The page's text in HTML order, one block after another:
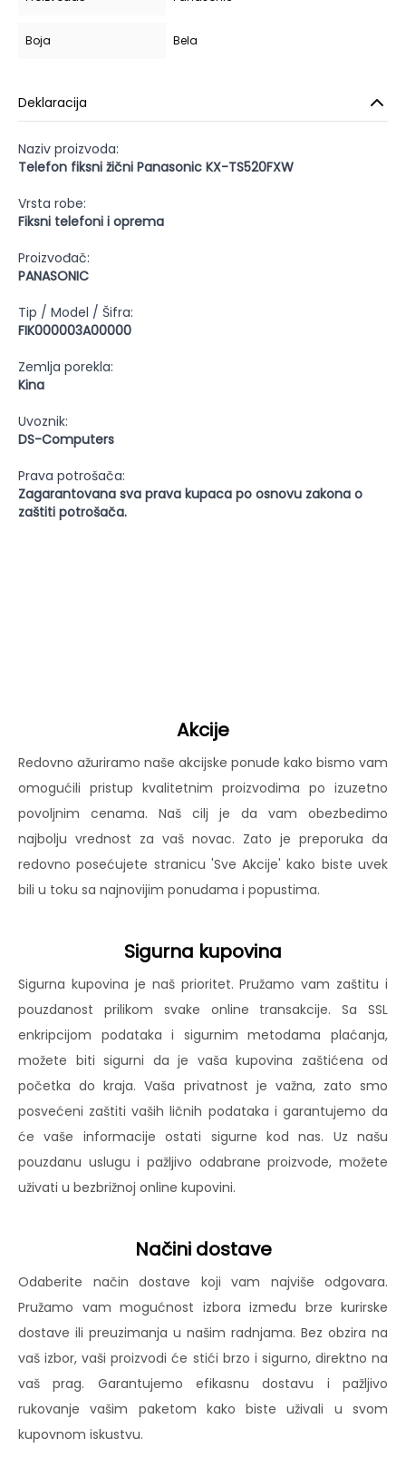
Boja Bela
Deklaracija
Naziv proizvoda:
Telefon fiksni žični Panasonic KX-TS520FXW
Vrsta robe:
Fiksni telefoni i oprema
Proizvođač:
PANASONIC
Tip / Model / Šifra:
FIK000003A00000
Zemlja porekla:
Kina
Uvoznik:
DS-Computers
Prava potrošača:
Zagarantovana sva prava kupaca po osnovu zakona o
zaštiti potrošača.
Akcije
Redovno ažuriramo naše akcijske ponude kako bismo vam
omogućili pristup kvalitetnim proizvodima po izuzetno
povoljnim cenama. Naš cilj je da vam obezbedimo
najbolju vrednost za vaš novac. Zato je preporuka da
redovno posećujete stranicu 'Sve Akcije' kako biste uvek
bili u toku sa najnovijim ponudama i popustima.
Sigurna kupovina
Sigurna kupovina je naš prioritet. Pružamo vam zaštitu i
pouzdanost prilikom svake online transakcije. Sa SSL
enkripcijom podataka i sigurnim metodama plaćanja,
možete biti sigurni da je vaša kupovina zaštićena od
početka do kraja. Vaša privatnost je važna, zato smo
posvećeni zaštiti vaših ličnih podataka i garantujemo da
će vaše informacije ostati sigurne kod nas. Uz našu
pouzdanu uslugu i pažljivo odabrane proizvode, možete
uživati u bezbrižnoj online kupovini.
Načini dostave
Odaberite način dostave koji vam najviše odgovara.
Pružamo vam mogućnost izbora između brze kurirske
dostave ili preuzimanja u našim radnjama. Bez obzira na
vaš izbor, vaši proizvodi će stići brzo i sigurno, direktno na
vaš prag. Garantujemo efikasnu dostavu i pažljivo
rukovanje vašim paketom kako biste uživali u svom
kupovnom iskustvu.